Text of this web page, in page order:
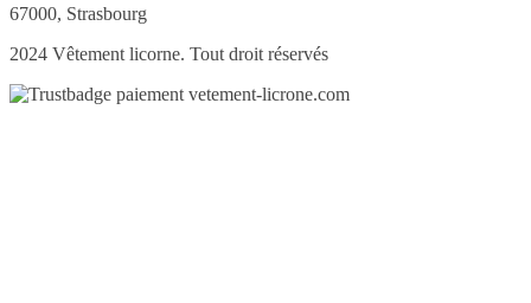
67000, Strasbourg
2024 Vêtement licorne. Tout droit réservés